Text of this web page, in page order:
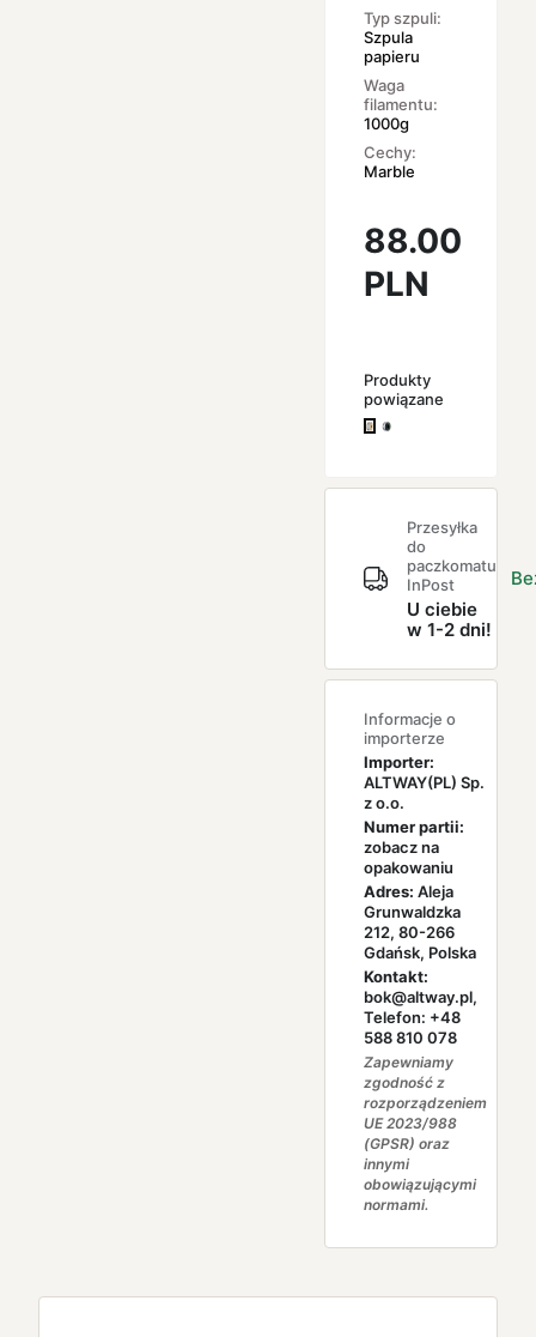
Typ szpuli:
Szpula
papieru
Waga
filamentu:
1000g
Cechy:
Marble
88.00
PLN
Produkty
powiązane
Przesyłka
do
paczkomatu
InPost
U ciebie
w 1-2 dni!
Informacje o
importerze
Importer:
ALTWAY(PL) Sp.
z o.o.
Numer partii:
zobacz na
opakowaniu
Adres: Aleja
Grunwaldzka
212, 80-266
Gdańsk, Polska
Kontakt:
bok@altway.pl,
Telefon: +48
588 810 078
Zapewniamy
zgodność z
rozporządzeniem
UE 2023/988
(GPSR) oraz
innymi
obowiązującymi
normami.